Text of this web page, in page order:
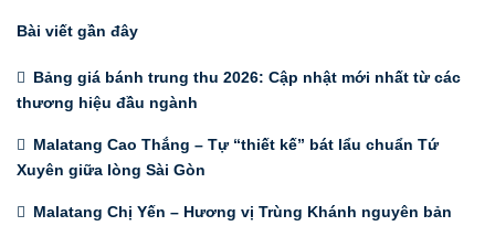
Bài viết gần đây
Bảng giá bánh trung thu 2026: Cập nhật mới nhất từ các
thương hiệu đầu ngành
Malatang Cao Thắng – Tự “thiết kế” bát lẩu chuẩn Tứ
Xuyên giữa lòng Sài Gòn
Malatang Chị Yến – Hương vị Trùng Khánh nguyên bản